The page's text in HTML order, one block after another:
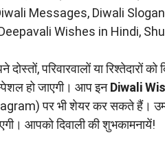
Messages, Diwali
Wishes in Hindi,
परिवारवालों या रिश्तेदारों
हो जाएगी। आप इनDiwali
पर भी शेयर कर सकते हैं।
आपको दिवाली की शुभकामनायें!